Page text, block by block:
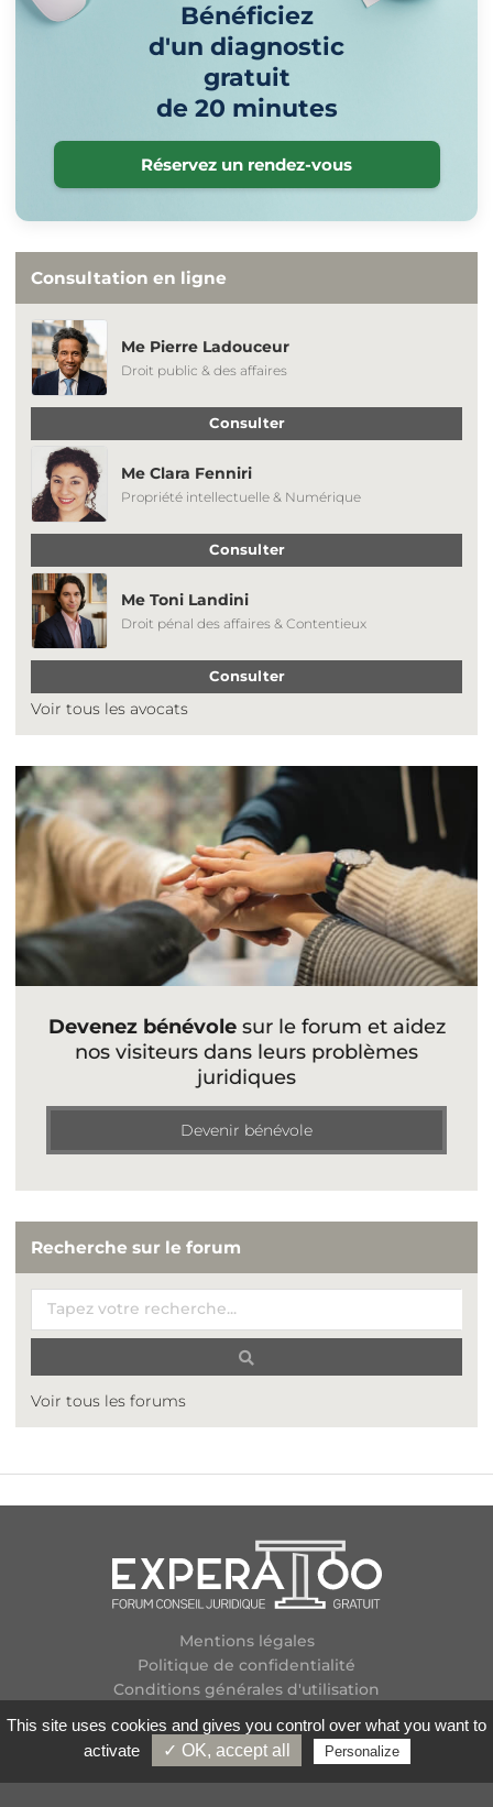
Bénéficiez
d'un diagnostic
gratuit
de 20 minutes
Réservez un rendez-vous
Consultation en ligne
Me Pierre Ladouceur
Droit public & des affaires
Consulter
Me Clara Fenniri
Propriété intellectuelle & Numérique
Consulter
Me Toni Landini
Droit pénal des affaires & Contentieux
Consulter
Voir tous les avocats
Devenez bénévolesur le forum et aidez
nos visiteurs dans leurs problèmes
juridiques
Devenir bénévole
Recherche sur le forum
Voir tous les forums
Mentions légales
Politique de confidentialité
Conditions générales d'utilisation
Contactez-nous
Flux RSS
Copyright
2026 Experatoo.com - Tous droits réservés
This site uses cookies and gives you control over what you want to
activate
✓ OK, accept all Personalize